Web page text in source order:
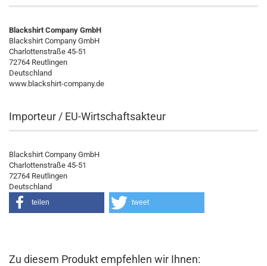
Blackshirt Company GmbH
Blackshirt Company GmbH
Charlottenstraße 45-51
72764 Reutlingen
Deutschland
www.blackshirt-company.de
Importeur / EU-Wirtschaftsakteur
Blackshirt Company GmbH
Charlottenstraße 45-51
72764 Reutlingen
Deutschland
teilen tweet
Zu diesem Produkt empfehlen wir Ihnen: